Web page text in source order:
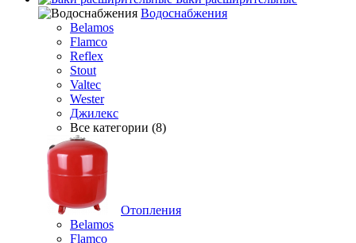
Водоснабжения
Belamos
Flamco
Reflex
Stout
Valtec
Wester
Джилекс
Все категории (8)
Отопления
Belamos
Flamco